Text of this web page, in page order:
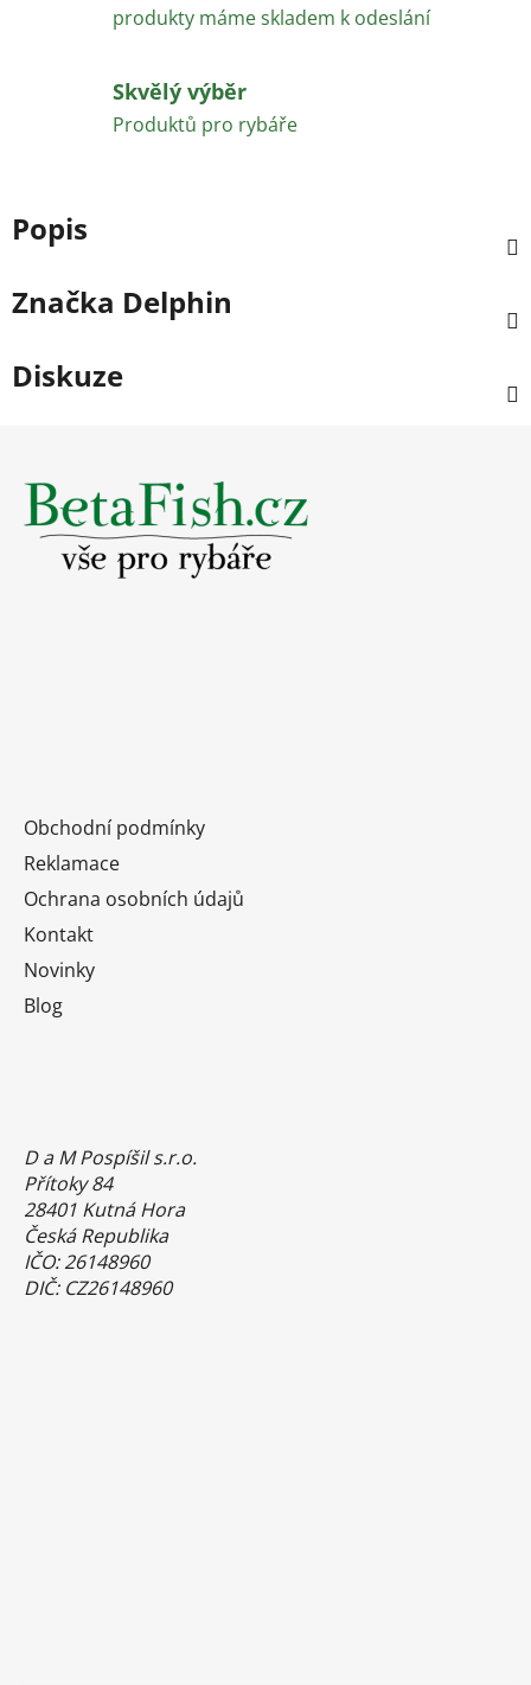
produkty máme skladem k odeslání
Skvělý výběr
Produktů pro rybáře
Popis
Značka Delphin
Diskuze
Obchodní podmínky
Reklamace
Ochrana osobních údajů
Kontakt
Novinky
Blog
D a M Pospíšil s.r.o.
Přítoky 84
28401 Kutná Hora
Česká Republika
IČO: 26148960
DIČ: CZ26148960